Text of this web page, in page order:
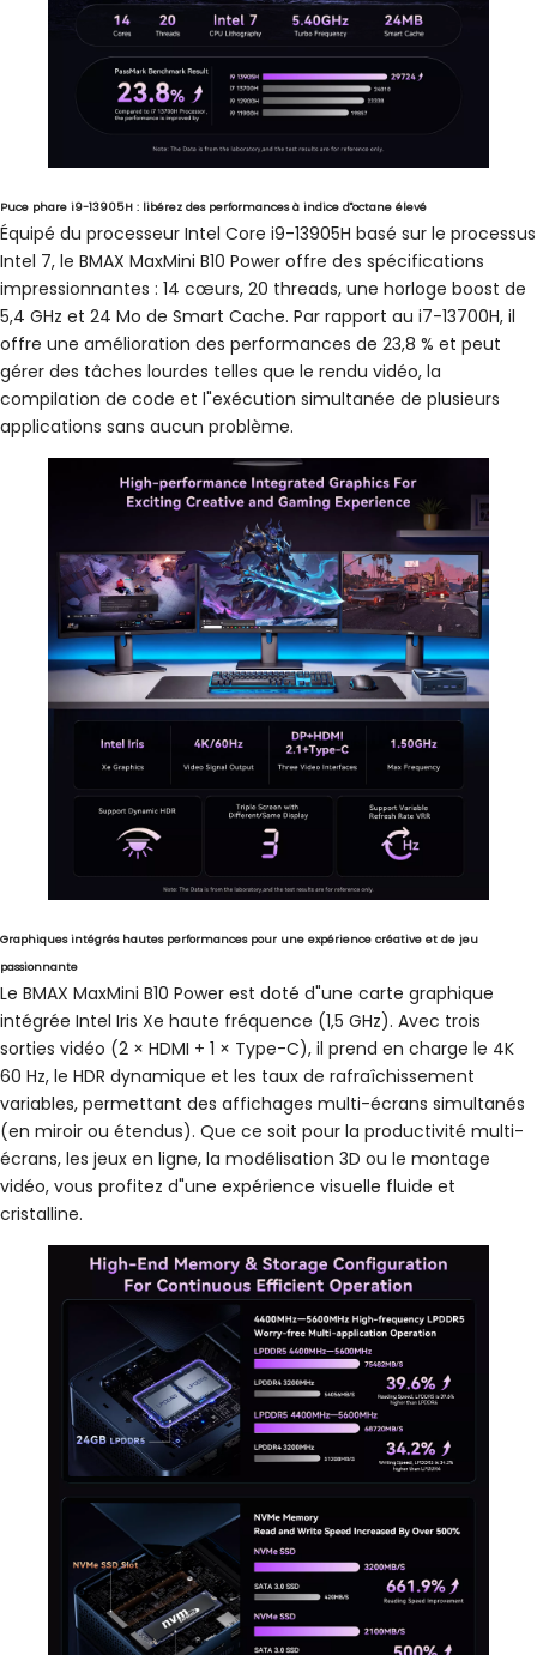
Puce phare i9-13905H : libérez des performances à indice d"octane élevé
Équipé du processeur Intel Core i9-13905H basé sur le processus
Intel 7, le BMAX MaxMini B10 Power offre des spécifications
impressionnantes : 14 cœurs, 20 threads, une horloge boost de
5,4 GHz et 24 Mo de Smart Cache. Par rapport au i7-13700H, il
offre une amélioration des performances de 23,8 % et peut
gérer des tâches lourdes telles que le rendu vidéo, la
compilation de code et l"exécution simultanée de plusieurs
applications sans aucun problème.
Graphiques intégrés hautes performances pour une expérience créative et de jeu
passionnante
Le BMAX MaxMini B10 Power est doté d"une carte graphique
intégrée Intel Iris Xe haute fréquence (1,5 GHz). Avec trois
sorties vidéo (2 × HDMI + 1 × Type-C), il prend en charge le 4K
60 Hz, le HDR dynamique et les taux de rafraîchissement
variables, permettant des affichages multi-écrans simultanés
(en miroir ou étendus). Que ce soit pour la productivité multi-
écrans, les jeux en ligne, la modélisation 3D ou le montage
vidéo, vous profitez d"une expérience visuelle fluide et
cristalline.